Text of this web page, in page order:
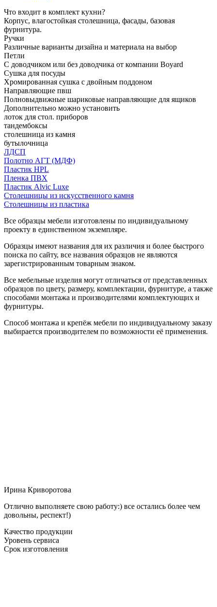
Что входит в комплект кухни?
Корпус, влагостойкая столешница, фасады, базовая
фурнитура.
Ручки
Различные варианты дизайна и материала на выбор
Петли
С доводчиком или без доводчика от компании Boyard
Сушка для посуды
Хромированная сушка с двойным поддоном
Направляющие пвш
Полновыдвижные шариковые направляющие для ящиков
Дополнительно можно установить
лоток для стол. приборов
тандембоксы
столешница из камня
бутылочница
ЛДСП
Полотно АГТ (МДФ)
Пластик HPL
Пленка ПВХ
Пластик Alvic Luxe
Столешницы из искусственного камня
Столешницы из пластика
Все образцы мебели изготовлены по индивидуальному
проекту в единственном экземпляре.
Образцы имеют названия для их различия и более быстрого
поиска по сайту, все названия образцов не являются
зарегистрированным товарным знаком.
Все мебельные изделия могут отличаться от представленных
образцов по цвету, размеру, комплектации, фурнитуре, а также
способами монтажа и производителями комплектующих и
фурнитуры.
Способ монтажа и крепёж мебели по индивидуальному заказу
выбирается производителем по возможности её применения.
Ирина Криворотова
Отлично выполняете свою работу:) все остались более чем
довольны, респект!)
Качество продукции
Уровень сервиса
Срок изготовления